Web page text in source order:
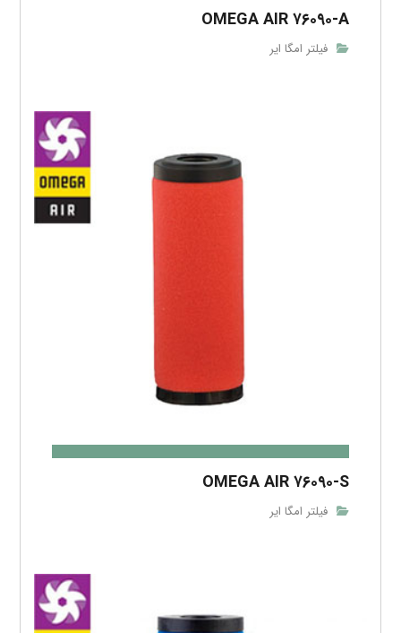
OMEGA AIR ۷۶۰۹۰-A
فیلتر امگا ایر
OMEGA AIR ۷۶۰۹۰-S
فیلتر امگا ایر